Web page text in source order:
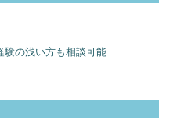
験の浅い方も相談可能